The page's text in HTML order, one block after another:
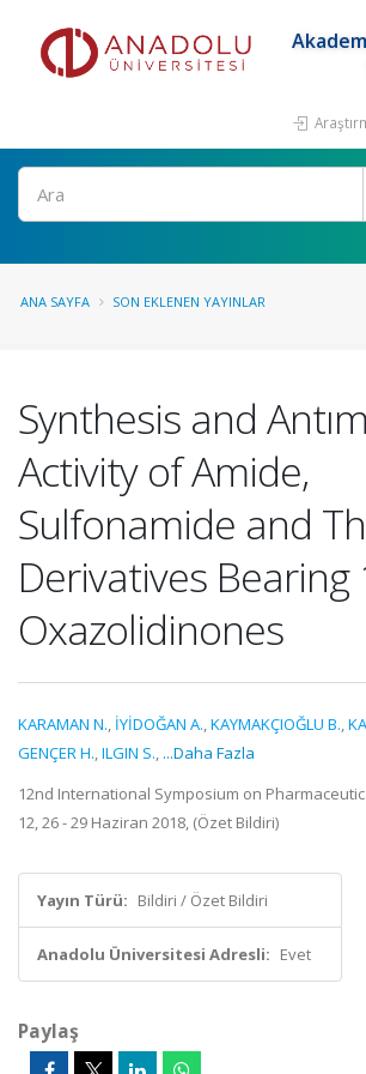
Ara
ANA SAYFA SON EKLENEN YAYINLAR
Synthesis and
Activity of Amide,
Sulfonamide and
Derivatives Bearing
Oxazolidinones
KARAMAN N., İYİDOĞAN A.,KAYMAKÇIOĞLU B.,
GENÇER H.,ILGIN S., ...Daha Fazla
12nd International Symposium on
12, 26 - 29 Haziran 2018, (Özet Bildiri)
Yayın Türü: Bildiri / Özet Bildiri
Anadolu Üniversitesi Adresli: Evet
Paylaş